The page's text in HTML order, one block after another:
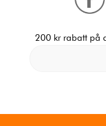
200 kr rabatt på